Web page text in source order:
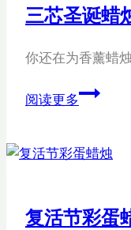
三芯圣诞蜡
你还在为香薰蜡
阅读更多三
诞
复活节彩蛋